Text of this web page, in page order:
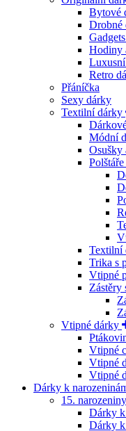
Bytové
Drobné
Hodiny
Retro
Přáníčka
Sexy dárky
Textilní dárky
Módní
Osušky
Polštáře
Textilní
Trika s
Vtipné
Zástěry
Vtipné dárky
Vtipné
Vtipné
Vtipné
Dárky k
15. narozeniny
Dárky
Dárky